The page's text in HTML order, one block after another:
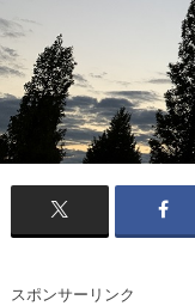
スポンサーリンク